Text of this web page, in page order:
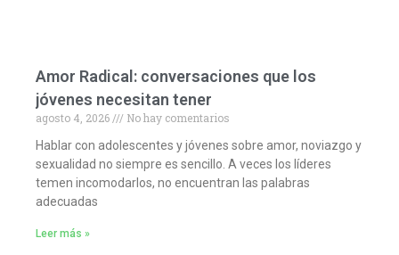
Amor Radical: conversaciones que los
jóvenes necesitan tener
agosto 4, 2026
No hay comentarios
Hablar con adolescentes y jóvenes sobre amor, noviazgo y
sexualidad no siempre es sencillo. A veces los líderes
temen incomodarlos, no encuentran las palabras
adecuadas
Leer más »